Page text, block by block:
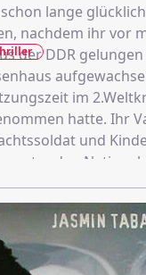
lange
nachdem ihr vor
der DDR
im
hatte. Ihr
und
unter den
rein. Doch Katrine,
glücklich mit
schon lange hinter
Anwalt Sven
ihre Mithilfe bittet.